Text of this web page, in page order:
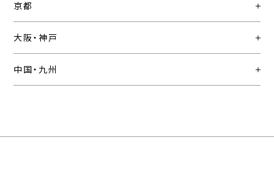
京都
大阪・神戸
中国・九州